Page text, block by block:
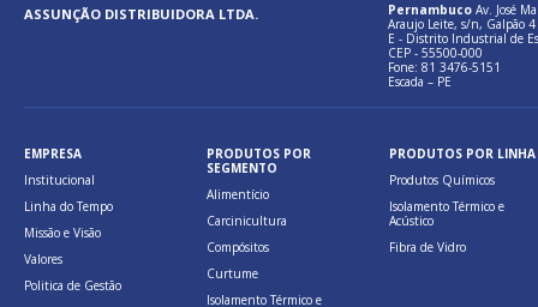
ASSUNÇÃO DISTRIBUIDORA LTDA. Pernambuco Av. José
Araujo Leite, s/n, Galpão 4
E - Distrito Industrial de
CEP - 55500-000
Fone: 81 3476-5151
Escada – PE
EMPRESA
Institucional
Linha do Tempo
Missão e Visão
Valores
Politica de Gestão
PRODUTOS POR
SEGMENTO
Alimentício
Carcinicultura
Compósitos
Curtume
Isolamento Térmico e
PRODUTOS POR LINHA
Produtos Químicos
Isolamento Térmico e
Acústico
Fibra de Vidro